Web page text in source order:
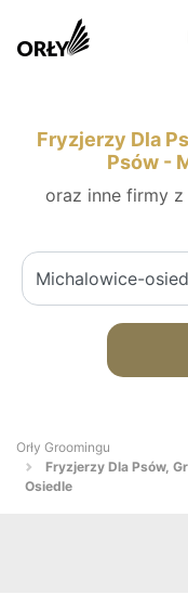
Fryzjerzy Dla
Psów -
oraz inne firmy z
Orły Groomingu
Fryzjerzy Dla Psów,
Osiedle